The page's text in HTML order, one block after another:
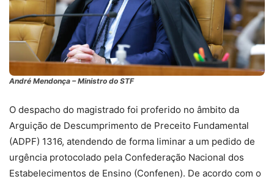
André Mendonça – Ministro do STF
O despacho do magistrado foi proferido no âmbito da
Arguição de Descumprimento de Preceito Fundamental
(ADPF) 1316, atendendo de forma liminar a um pedido de
urgência protocolado pela Confederação Nacional dos
Estabelecimentos de Ensino (Confenen). De acordo com o